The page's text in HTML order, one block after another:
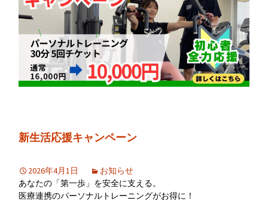
新生活応援キャンペーン
2026年4月1日
お知らせ
あなたの「第一歩」を安全に支える。
医療連携のパーソナルトレーニングがお得に！